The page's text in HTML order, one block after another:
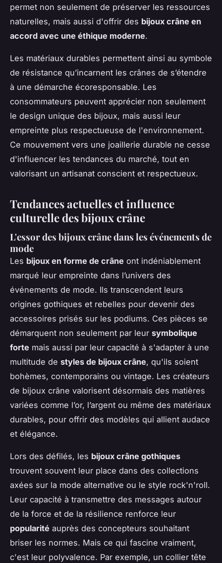
permet non seulement de préserver les ressources
naturelles, mais aussi d'offrir des bijoux crâne en
accord avec une éthique moderne.
Les matériaux durables permettent ainsi au symbole
de résistance qu’incarnent les crânes de s’étendre
à une démarche écoresponsable. Les
consommateurs peuvent apprécier non seulement
le design unique des bijoux, mais aussi leur
empreinte plus respectueuse de l'environnement.
Ce mouvement vers une joaillerie durable ne cesse
d'influencer les tendances du marché, tout en
valorisant un artisanat conscient et respectueux.
Tendances actuelles et influence
culturelle des bijoux crâne
L'essor des bijoux crâne dans les événements de
mode
Les bijoux en forme de crâne ont indéniablement
marqué leur empreinte dans l’univers des
événements de mode. Ils transcendent leurs
origines gothiques et rebelles pour devenir des
accessoires prisés sur les podiums. Ces pièces se
démarquent non seulement par leur symbolique
forte mais aussi par leur capacité à s'adapter à une
multitude de styles de bijoux crâne, qu'ils soient
bohèmes, contemporains ou vintage. Les créateurs
de bijoux crâne valorisent désormais des matières
variées comme l’or, l’argent ou même des matériaux
durables, pour offrir des modèles qui allient audace
et élégance.
Lors des défilés, les bijoux crâne gothiques
trouvent souvent leur place dans des collections
axées sur la mode alternative ou le style rock'n'roll.
Leur capacité à transmettre des messages autour
de la force et de la résilience renforce leur
popularité auprès des concepteurs souhaitant
briser les normes. Mais ce qui fascine vraiment,
c'est leur polyvalence. Par exemple, un collier tête